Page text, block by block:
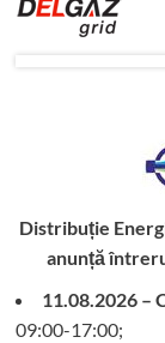
Distribuție
anunță
11.08.2026 –
09:00-17:00;